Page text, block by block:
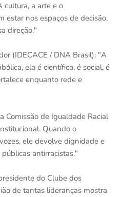
cultura, a arte e o
estar nos espaços de decisão,
direção."
(IDECACE / DNA Brasil): "A
ela é científica, é social, é
enquanto rede e
Comissão de Igualdade Racial
Quando o
ele devolve dignidade e
antirracistas."
do Clube dos
de tantas lideranças mostra